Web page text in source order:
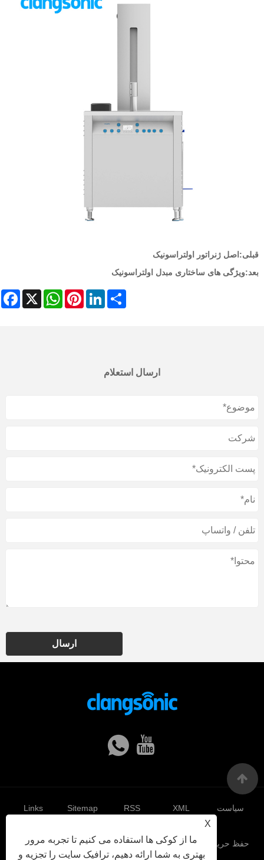
قبلی: اصل ژنراتور اولتراسونیک
بعد:ویژگی های ساختاری مبدل اولتراسونیک
X
WhatsAppPinterestLinkedInShare
ارسال استعلام
ارسال
X
ما از کوکی ها استفاده می کنیم تا تجربه مرور
بهتری به شما ارائه دهیم، ترافیک سایت را تجزیه و
Links Sitemap RSS XML سیاست
حفظ حریم